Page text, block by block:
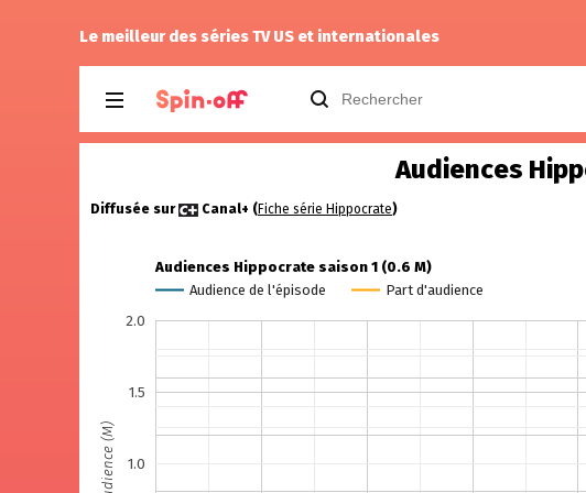
Le meilleur des séries TV US et internationales
rinkera noté10àThe Walking Dead: Dead City 3.02
Audiences
Diffusée sur Canal+ ( Fiche série Hippocrate)
Audiences Hippocrate saison 1 (0.6 M)
Audience de l'épisode
Part d'audience
1.0
1.5
2.0
Audience (M)